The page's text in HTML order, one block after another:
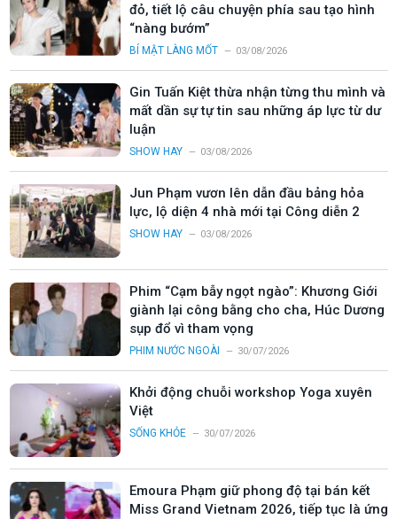
đỏ, tiết lộ câu chuyện phía sau tạo hình
“nàng bướm”
BÍ MẬT LÀNG MỐT 03/08/2026
Gin Tuấn Kiệt thừa nhận từng thu mình và
mất dần sự tự tin sau những áp lực từ dư
luận
SHOW HAY 03/08/2026
Jun Phạm vươn lên dẫn đầu bảng hỏa
lực, lộ diện 4 nhà mới tại Công diễn 2
SHOW HAY 03/08/2026
Phim “Cạm bẫy ngọt ngào”: Khương Giới
giành lại công bằng cho cha, Húc Dương
sụp đổ vì tham vọng
PHIM NƯỚC NGOÀI 30/07/2026
Khởi động chuỗi workshop Yoga xuyên
Việt
SỐNG KHỎE 30/07/2026
Emoura Phạm giữ phong độ tại bán kết
Miss Grand Vietnam 2026, tiếp tục là ứng